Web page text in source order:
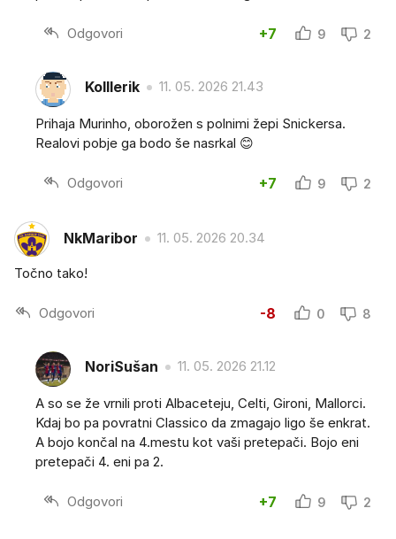
Odgovori +7 9 2
Kolllerik 11. 05. 2026 21.43
Prihaja Murinho, oborožen s polnimi žepi Snickersa.
Realovi pobje ga bodo še nasrkal 😊
Odgovori +7 9 2
NkMaribor 11. 05. 2026 20.34
Točno tako!
Odgovori -8 0 8
NoriSušan 11. 05. 2026 21.12
A so se že vrnili proti Albaceteju, Celti, Gironi, Mallorci.
Kdaj bo pa povratni Classico da zmagajo ligo še enkrat.
A bojo končal na 4.mestu kot vaši pretepači. Bojo eni
pretepači 4. eni pa 2.
Odgovori +7 9 2